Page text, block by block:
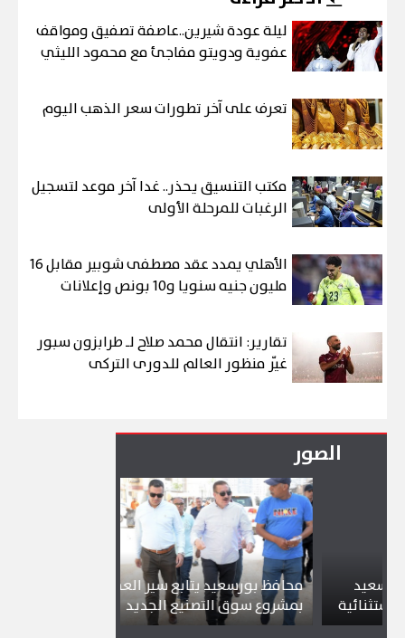
ليلة عودة شيرين..عاصفة تصفيق ومواقف
عفوية ودويتو مفاجئ مع محمود الليثي
تعرف على آخر تطورات سعر الذهب اليوم
مكتب التنسيق يحذر.. غدا آخر موعد لتسجيل
الرغبات للمرحلة الأولى
الأهلي يمدد عقد مصطفى شوبير مقابل 16
مليون جنيه سنويا و10 بونص وإعلانات
تقارير: انتقال محمد صلاح لـ طرابزون سبور
غيّر منظور العالم للدورى التركى
الصور
محافظ بورسعيد يتابع سير العمل
بمشروع سوق التصنيع الجديد